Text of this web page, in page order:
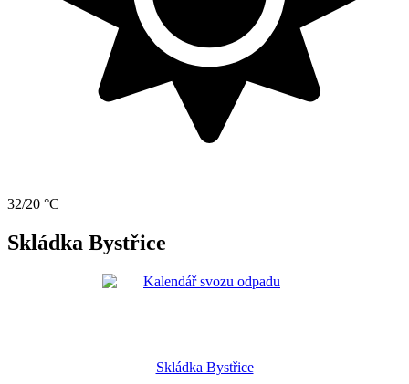
32/20 °C
Skládka Bystřice
Skládka Bystřice